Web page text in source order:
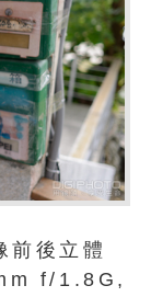
前後立體
f/1.8G,